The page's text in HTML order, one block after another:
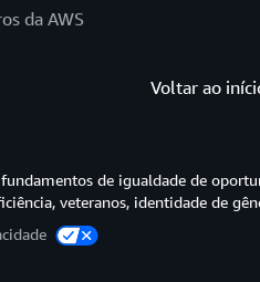
da AWS
Voltar ao
de igualdade de
veteranos, identidade de